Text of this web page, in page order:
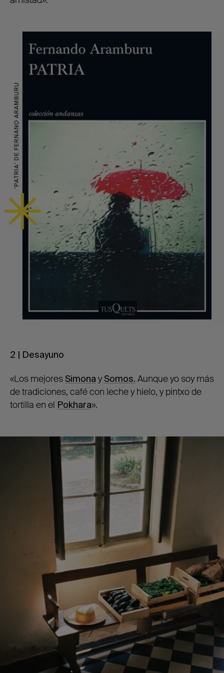
2 | Desayuno
«Los mejoresSimona ySomos. Aunque yo soy más
de tradiciones, café con leche y hielo, y pintxo de
tortilla en el Pokhara».